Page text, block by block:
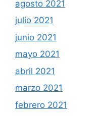
agosto 2021
julio 2021
junio 2021
mayo 2021
abril 2021
marzo 2021
febrero 2021